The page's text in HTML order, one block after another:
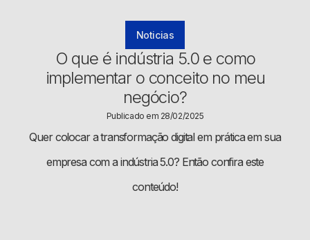
Noticias
O que é indústria 5.0 e como
implementar o conceito no meu
negócio?
Publicado em 28/02/2025
Quer colocar a transformação digital em prática em sua
empresa com a indústria 5.0? Então confira este
conteúdo!